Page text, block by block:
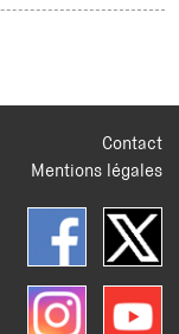
Contact
Mentions légales